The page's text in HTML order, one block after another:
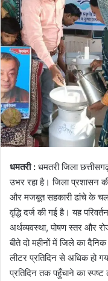
धमतरी : धमतरी जिला
उभर रहा है। जिला प्रशासन
और मजबूत सहकारी ढांचे के
वृद्धि दर्ज की गई है। यह
अर्थव्यवस्था, पोषण स्तर और
बीते दो महीनों में जिले का
लीटर प्रतिदिन से अधिक हो
प्रतिदिन तक पहुँचाने का